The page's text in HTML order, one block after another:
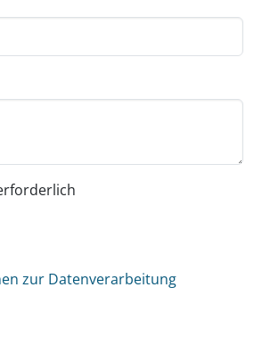
zur Datenverarbeitung